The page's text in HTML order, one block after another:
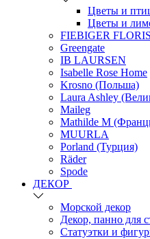
Цветы и
Цветы и
FIEBIGER
Greengate
IB LAURSEN
Isabelle Rose Home
Krosno (Польша)
Laura Ashley
Maileg
Mathilde M
MUURLA
Porland (Турция)
Räder
Spode
ДЕКОР
Морской декор
Декор, панно для
Статуэтки и